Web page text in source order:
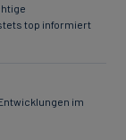
top informiert
im